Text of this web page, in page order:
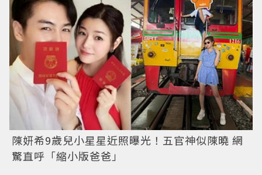
陳妍希9歲兒小星星近照曝光！五官神似陳曉 網
驚直呼「縮小版爸爸」